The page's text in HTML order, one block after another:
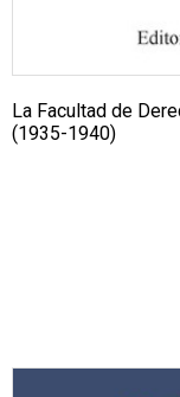
La Facultad de
(1935-1940)